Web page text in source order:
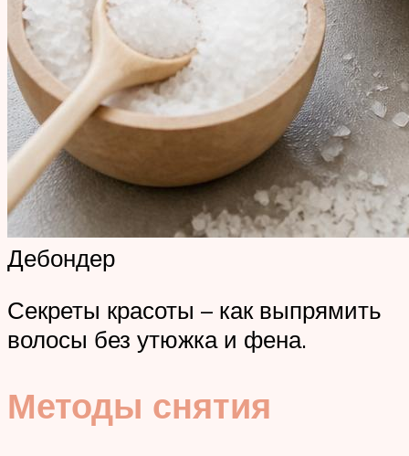
Дебондер
Секреты красоты – как выпрямить
волосы без утюжка и фена.
Методы снятия